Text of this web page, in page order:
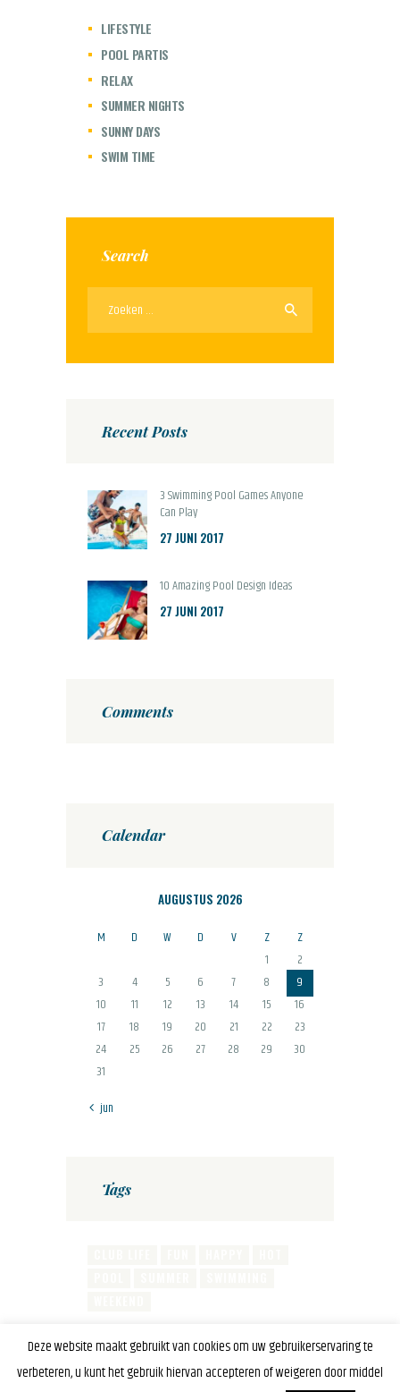
LIFESTYLE
POOL PARTIS
RELAX
SUMMER NIGHTS
SUNNY DAYS
SWIM TIME
Search
Recent Posts
3 Swimming Pool Games Anyone
Can Play
27 JUNI 2017
10 Amazing Pool Design Ideas
27 JUNI 2017
Comments
Calendar
AUGUSTUS 2026
M D W D V Z
Z
1
2
3
4 5 6 7 8
9
10
11 12 13 14 15
16
17
18 19 20 21 22
23
24
25 26 27 28 29
30
31
« jun
Tags
Deze website maakt gebruikt van cookies om uw gebruikerservaring te
verbeteren, u kunt het gebruik hiervan accepteren of weigeren door middel